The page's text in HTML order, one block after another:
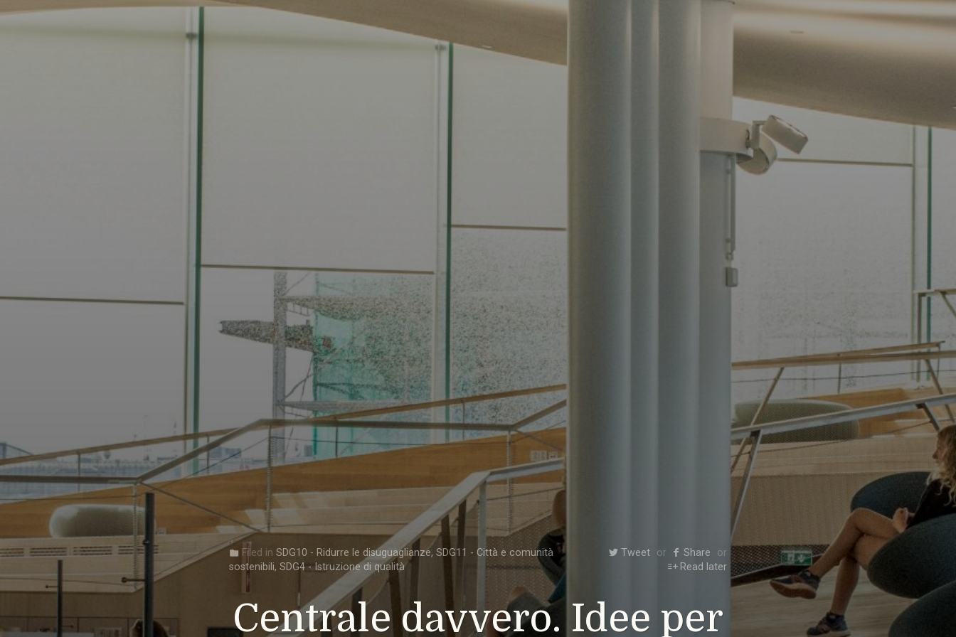
folder Filed in SDG10 - Ridurre le disuguaglianze, SDG11 - Città e comunità
sostenibili, SDG4 - Istruzione di qualità
Tweet
Share
Read later
Centrale davvero. Idee per